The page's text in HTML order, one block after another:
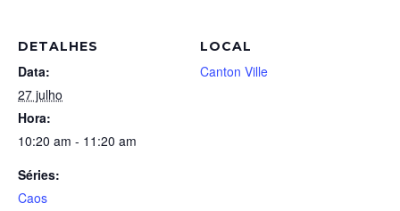
DETALHES
Data:
27 julho
Hora:
10:20 am - 11:20 am
Séries:
Caos
LOCAL
Canton Ville